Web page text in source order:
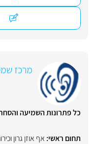
מרכז
כל פתרונות השמיעה
תחום ראשי: אף אוזן גרון